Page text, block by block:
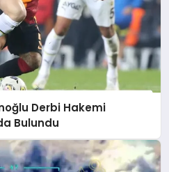
Derbi Hakemi
Bulundu